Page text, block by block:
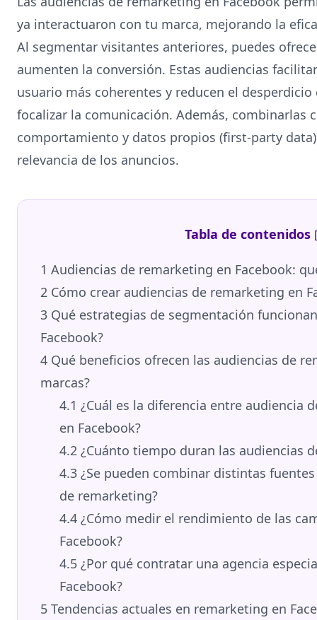
ya interactuaron con tu marca, mejorando la
Al segmentar visitantes anteriores, puedes
aumenten la conversión. Estas audiencias
usuario más coherentes y reducen el
focalizar la comunicación. Además, combinarlas
comportamiento y datos propios (first‑party
relevancia de los anuncios.
Tabla de contenidos [
1 Audiencias de remarketing en Facebook:
2 Cómo crear audiencias de remarketing en
3 Qué estrategias de segmentación
Facebook?
4 Qué beneficios ofrecen las audiencias de
marcas?
4.1 ¿Cuál es la diferencia entre audiencia
en Facebook?
4.2 ¿Cuánto tiempo duran las audiencias
4.3 ¿Se pueden combinar distintas
de remarketing?
4.4 ¿Cómo medir el rendimiento de las
Facebook?
4.5 ¿Por qué contratar una agencia
Facebook?
5 Tendencias actuales en remarketing en